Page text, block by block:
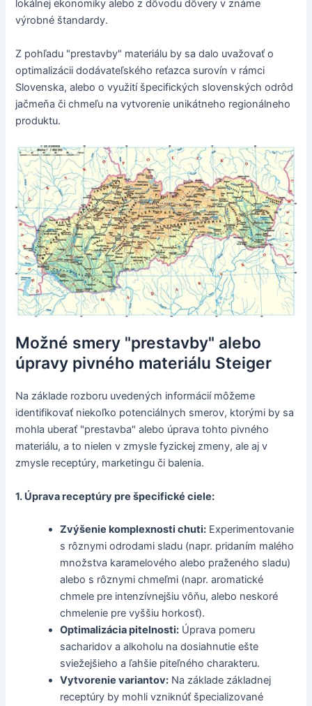
lokálnej ekonomiky alebo z dôvodu dôvery v známe
výrobné štandardy.
Z pohľadu "prestavby" materiálu by sa dalo uvažovať o
optimalizácii dodávateľského reťazca surovín v rámci
Slovenska, alebo o využití špecifických slovenských odrôd
jačmeňa či chmeľu na vytvorenie unikátneho regionálneho
produktu.
Možné smery "prestavby" alebo
úpravy pivného materiálu Steiger
Na základe rozboru uvedených informácií môžeme
identifikovať niekoľko potenciálnych smerov, ktorými by sa
mohla uberať "prestavba" alebo úprava tohto pivného
materiálu, a to nielen v zmysle fyzickej zmeny, ale aj v
zmysle receptúry, marketingu či balenia.
1. Úprava receptúry pre špecifické ciele:
Zvýšenie komplexnosti chuti: Experimentovanie
s rôznymi odrodami sladu (napr. pridaním malého
množstva karamelového alebo praženého sladu)
alebo s rôznymi chmeľmi (napr. aromatické
chmele pre intenzívnejšiu vôňu, alebo neskoré
chmelenie pre vyššiu horkosť).
Optimalizácia pitelnosti: Úprava pomeru
sacharidov a alkoholu na dosiahnutie ešte
sviežejšieho a ľahšie piteľného charakteru.
Vytvorenie variantov: Na základe základnej
receptúry by mohli vzniknúť špecializované